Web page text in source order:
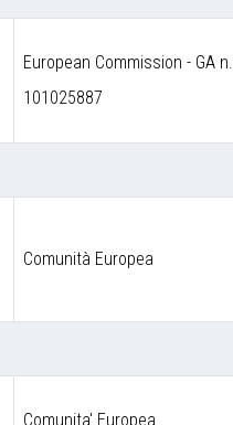
European Commission - GA n.
101025887
Comunità Europea
Comunita' Europea